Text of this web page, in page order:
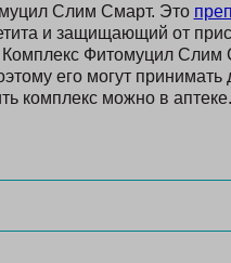
Слим Смарт. Это
и защищающий от
Фитомуцил Слим
его могут
комплекс можно в аптеке.